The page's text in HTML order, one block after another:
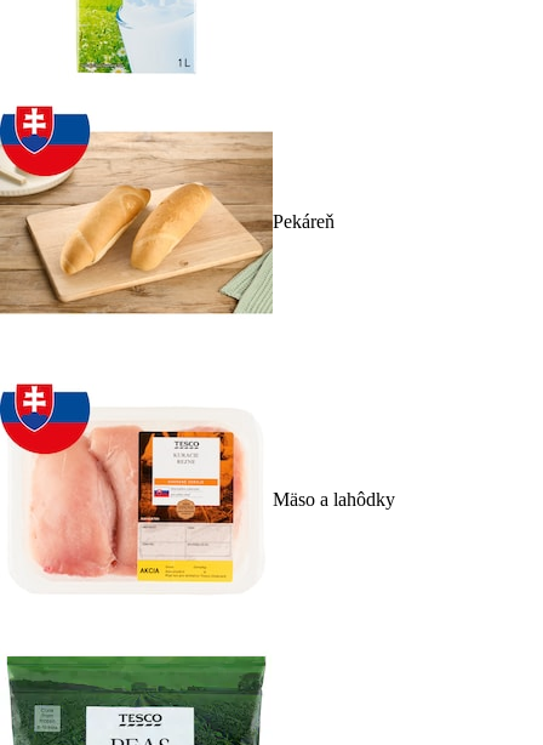
Pekáreň
Mäso a lahôdky